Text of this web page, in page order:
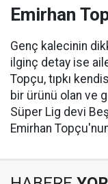
Emirhan
Genç kalecinin
ilginç detay ise
Topçu, tıpkı
bir ürünü olan ve
Süper Lig devi
Emirhan